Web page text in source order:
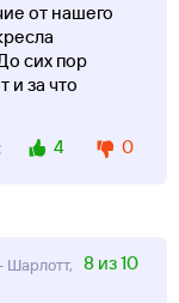
от нашего
сих пор
и за что
4 0
Шарлотт,
8 из 10